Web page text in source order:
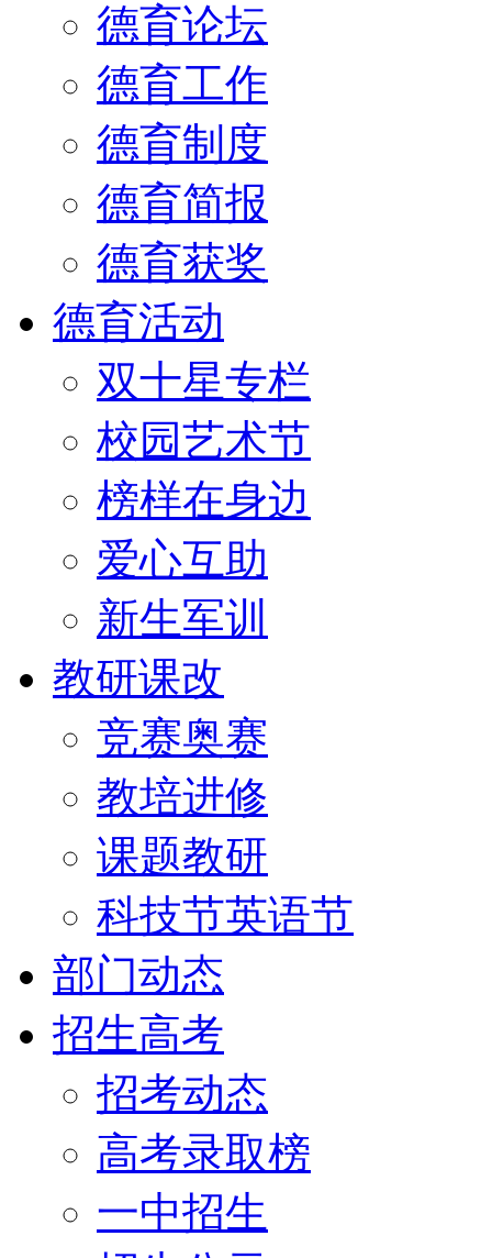
德育论坛
德育工作
德育制度
德育简报
德育获奖
德育活动
双十星专栏
校园艺术节
榜样在身边
爱心互助
新生军训
教研课改
竞赛奥赛
教培进修
课题教研
科技节英语节
部门动态
招生高考
招考动态
高考录取榜
一中招生